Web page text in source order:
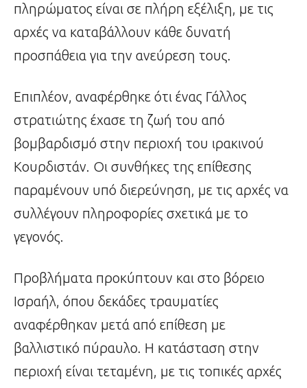
πληρώματος είναι σε πλήρη εξέλιξη, με τις
αρχές να καταβάλλουν κάθε δυνατή
προσπάθεια για την ανεύρεση τους.
Επιπλέον, αναφέρθηκε ότι ένας Γάλλος
στρατιώτης έχασε τη ζωή του από
βομβαρδισμό στην περιοχή του ιρακινού
Κουρδιστάν. Οι συνθήκες της επίθεσης
παραμένουν υπό διερεύνηση, με τις αρχές να
συλλέγουν πληροφορίες σχετικά με το
γεγονός.
Προβλήματα προκύπτουν και στο βόρειο
Ισραήλ, όπου δεκάδες τραυματίες
αναφέρθηκαν μετά από επίθεση με
βαλλιστικό πύραυλο. Η κατάσταση στην
περιοχή είναι τεταμένη, με τις τοπικές αρχές